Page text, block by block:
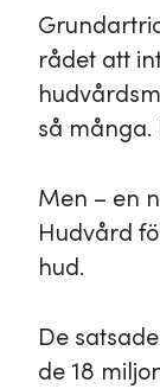
rådet att
så många.
Men – en
Hudvård
hud.
De
de 18